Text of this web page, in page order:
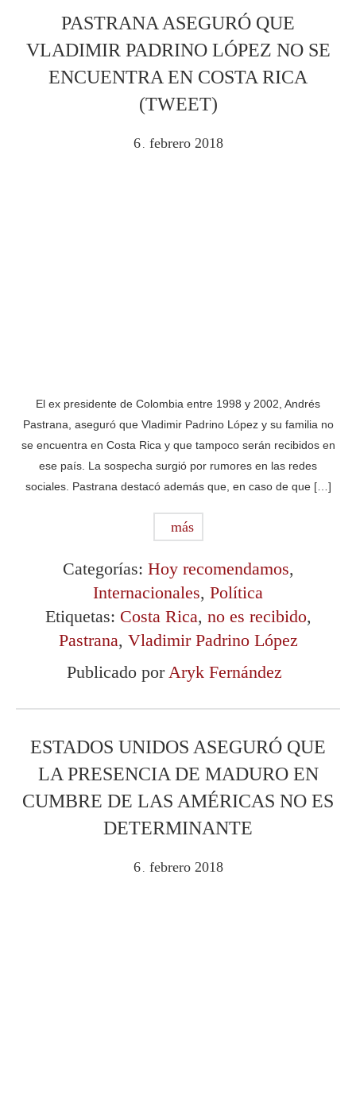
PASTRANA ASEGURÓ QUE
VLADIMIR PADRINO LÓPEZ NO SE
ENCUENTRA EN COSTA RICA
(TWEET)
6 febrero 2018
El ex presidente de Colombia entre 1998 y 2002, Andrés
Pastrana, aseguró que Vladimir Padrino López y su familia no
se encuentra en Costa Rica y que tampoco serán recibidos en
ese país. La sospecha surgió por rumores en las redes
sociales. Pastrana destacó además que, en caso de que […]
más
Categorías: Hoy recomendamos,
Internacionales, Política
Etiquetas: Costa Rica, no es recibido,
Pastrana, Vladimir Padrino López
Publicado por Aryk Fernández
ESTADOS UNIDOS ASEGURÓ QUE
LA PRESENCIA DE MADURO EN
CUMBRE DE LAS AMÉRICAS NO ES
DETERMINANTE
6 febrero 2018